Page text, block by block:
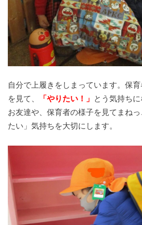
自分で上履きをしまっています。保
を見て、
「やりたい！」 とう気持ちに
お友達や、保育者の様子を見てまね
たい」気持ちを大切にします。